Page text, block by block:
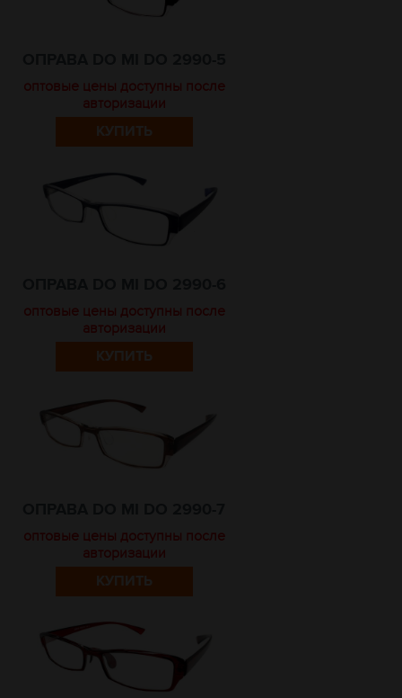
оптовые цены доступны после
авторизации
КУПИТЬ
оптовые цены доступны после
авторизации
КУПИТЬ
оптовые цены доступны после
авторизации
КУПИТЬ